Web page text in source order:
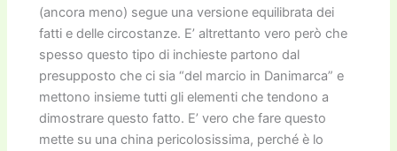
(ancora meno) segue una versione equilibrata dei
fatti e delle circostanze. E’ altrettanto vero però che
spesso questo tipo di inchieste partono dal
presupposto che ci sia “del marcio in Danimarca” e
mettono insieme tutti gli elementi che tendono a
dimostrare questo fatto. E’ vero che fare questo
mette su una china pericolosissima, perché è lo